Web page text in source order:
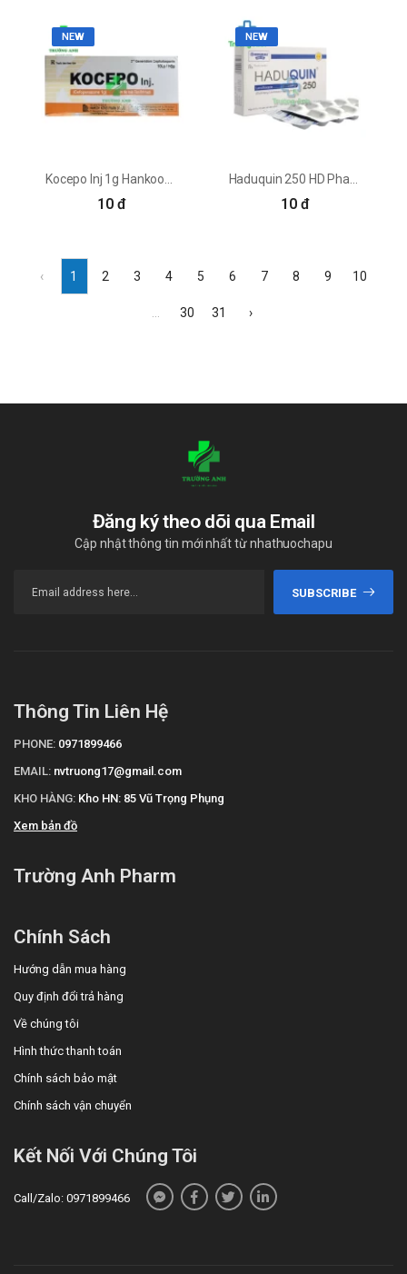
NEW
10 đ
NEW
10 đ
‹ 1 2 3 4 5 6 7 8 9 10
30 31 ›
Đăng ký theo dõi qua Email
Cập nhật thông tin mới nhất từ nhathuochapu
SUBSCRIBE
Thông Tin Liên Hệ
PHONE: 0971899466
EMAIL: nvtruong17@gmail.com
KHO HÀNG: Kho HN: 85 Vũ Trọng Phụng
Xem bản đồ
Trường Anh Pharm
Chính Sách
Hướng dẫn mua hàng
Quy định đổi trả hàng
Về chúng tôi
Hình thức thanh toán
Chính sách bảo mật
Chính sách vận chuyển
Kết Nối Với Chúng Tôi
Call/Zalo: 0971899466